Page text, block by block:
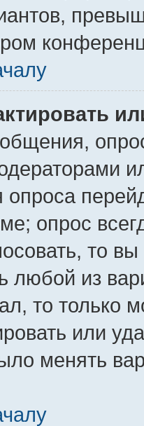
опроса
опрос
то
любой из
то только
или
менять